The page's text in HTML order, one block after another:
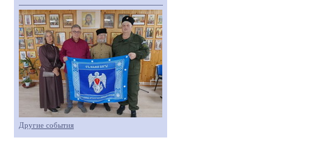
Другие события